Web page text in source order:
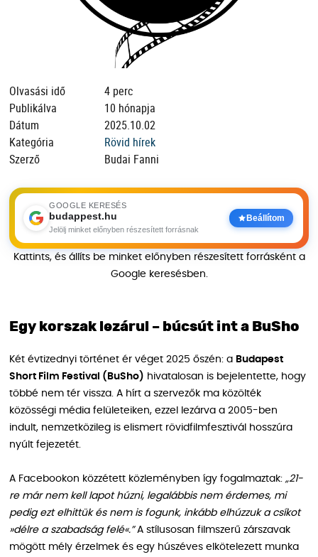
Olvasási idő
4 perc
Publikálva
10 hónapja
Dátum
2025.10.02
Kategória
Rövid hírek
Szerző
Budai Fanni
GOOGLE KERESÉS
budappest.hu
Jelölj minket előnyben részesített forrásnak
Beállítom
Kattints, és állíts be minket előnyben részesített forrásként a
Google keresésben.
Egy korszak lezárul – búcsút int a BuSho
Két évtizednyi történet ér véget 2025 őszén: a Budapest
Short Film Festival (BuSho) hivatalosan is bejelentette, hogy
többé nem tér vissza. A hírt a szervezők ma közölték
közösségi média felületeiken, ezzel lezárva a 2005-ben
indult, nemzetközileg is elismert rövidfilmfesztivál hosszúra
nyúlt fejezetét.
A Facebookon közzétett közleményben így fogalmaztak: „21-
re már nem kell lapot húzni, legalábbis nem érdemes, mi
pedig ezt elhittük és nem is fogunk, inkább elhúzzuk a csíkot
»délre a szabadság felé«.”A stílusosan filmszerű zárszavak
mögött mély érzelmek és egy húszéves elkötelezett munka